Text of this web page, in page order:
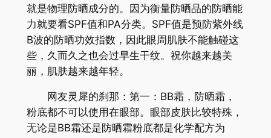
就是物理防晒成分的。因为衡量防晒品的防晒能
力就要看SPF值和PA分类。SPF值是预防紫外线
B波的防晒功效指数，因此眼周肌肤不能触碰这
些，久而久之也会过早生干纹。祝你越来越美
丽，肌肤越来越年轻。
网友灵犀的刹那：第一：BB霜，防晒霜，
粉底都不可以使用在眼部。眼部皮肤比较特殊，
无论是BB霜还是防晒霜粉底都是化学配方为